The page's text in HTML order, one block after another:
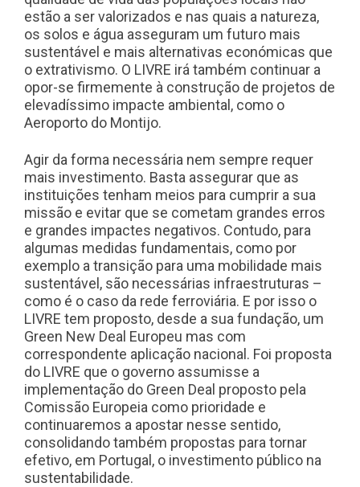
estão a ser valorizados e nas quais a natureza,
os solos e água asseguram um futuro mais
sustentável e mais alternativas económicas que
o extrativismo. O LIVRE irá também continuar a
opor-se firmemente à construção de projetos de
elevadíssimo impacte ambiental, como o
Aeroporto do Montijo.
Agir da forma necessária nem sempre requer
mais investimento. Basta assegurar que as
instituições tenham meios para cumprir a sua
missão e evitar que se cometam grandes erros
e grandes impactes negativos. Contudo, para
algumas medidas fundamentais, como por
exemplo a transição para uma mobilidade mais
sustentável, são necessárias infraestruturas –
como é o caso da rede ferroviária. E por isso o
LIVRE tem proposto, desde a sua fundação, um
Green New Deal Europeu mas com
correspondente aplicação nacional. Foi proposta
do LIVRE que o governo assumisse a
implementação do Green Deal proposto pela
Comissão Europeia como prioridade e
continuaremos a apostar nesse sentido,
consolidando também propostas para tornar
efetivo, em Portugal, o investimento público na
sustentabilidade.